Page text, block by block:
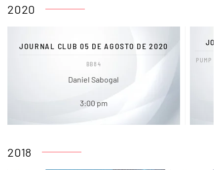
2020
JOURNAL CLUB 05 DE AGOSTO DE 2020
BB84
Daniel Sabogal
3:00 pm
PUMP
2018